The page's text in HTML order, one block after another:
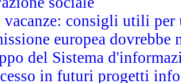
vacanze: consigli utili per
europea
del Sistema
in futuri progetti